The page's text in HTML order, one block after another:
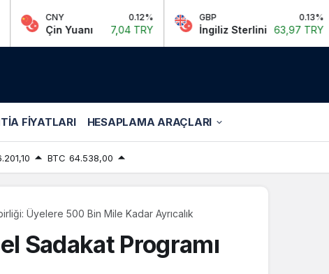
Yuanı 7,04 TRY
GBP
İngiliz Sterlini 63,97 TRY
FIYATLARI HESAPLAMA ARAÇLARI
BTC 64.538,00
Üyelere 500 Bin Mile Kadar Ayrıcalık
Sadakat Programı